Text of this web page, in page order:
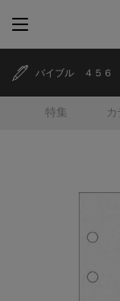
特集
バイブル ４５６